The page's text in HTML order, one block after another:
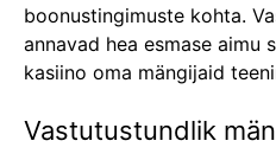
boonustingimuste kohta.
annavad hea esmase aimu
kasiino oma mängijaid
Vastutustundlik